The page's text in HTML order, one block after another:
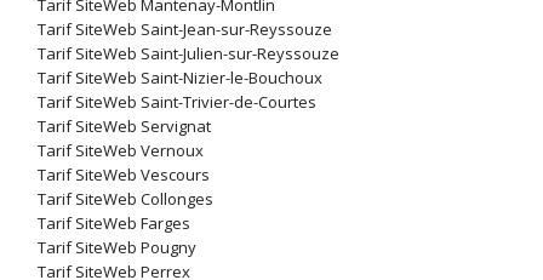
Tarif SiteWeb Mantenay-Montlin
Tarif SiteWeb Saint-Jean-sur-Reyssouze
Tarif SiteWeb Saint-Julien-sur-Reyssouze
Tarif SiteWeb Saint-Nizier-le-Bouchoux
Tarif SiteWeb Saint-Trivier-de-Courtes
Tarif SiteWeb Servignat
Tarif SiteWeb Vernoux
Tarif SiteWeb Vescours
Tarif SiteWeb Collonges
Tarif SiteWeb Farges
Tarif SiteWeb Pougny
Tarif SiteWeb Perrex